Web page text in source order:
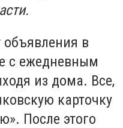
в
с ежедневным
из дома. Все,
карточку
После этого